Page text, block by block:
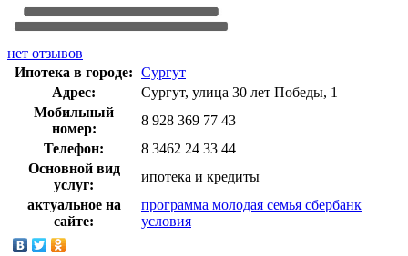
нет отзывов
Ипотека в городе: Сургут
Адрес:
Сургут, улица 30 лет Победы, 1
Мобильный
номер:
8 928 369 77 43
Телефон:
8 3462 24 33 44
Основной вид
услуг:
ипотека и кредиты
актуальное на
сайте:
программа молодая семья сбербанк
условия